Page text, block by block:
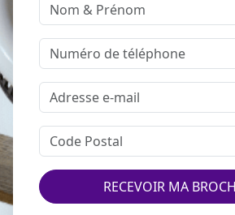
RECEVOIR MA